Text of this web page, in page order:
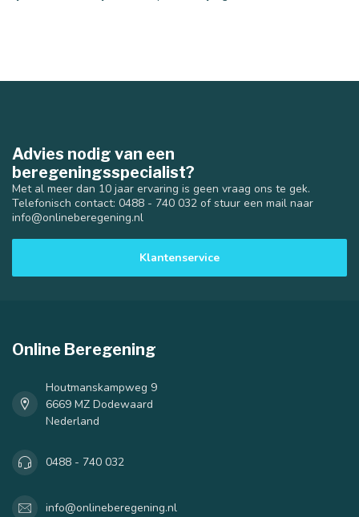
Advies nodig van een
beregeningsspecialist?
Met al meer dan 10 jaar ervaring is geen vraag ons te gek.
Telefonisch contact: 0488 - 740 032 of stuur een mail naar
info@onlineberegening.nl
Klantenservice
Online Beregening
Houtmanskampweg 9
6669 MZ Dodewaard
Nederland
0488 - 740 032
info@onlineberegening.nl